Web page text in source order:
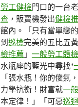
勞工健檢門口的一台
查 ，販賣機發出健檢
館內。「只有當單戀
到巡檢完美的五比五
檢推薦 」 一般勞工體檢
水瓶座的藍光中尋找*
「張水瓶！你的傻氣
力學抗衡！財富就一
本定律！」「可惡巡